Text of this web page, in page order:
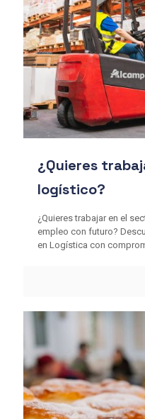
¿Quieres
logístico?
¿Quieres trabajar en el
empleo con futuro?
en Logística con